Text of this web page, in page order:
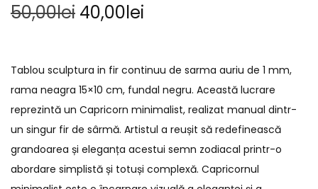
50,00lei 40,00lei
Tablou sculptura in fir continuu de sarma auriu de 1 mm,
rama neagra 15×10 cm, fundal negru. Această lucrare
reprezintă un Capricorn minimalist, realizat manual dintr-
un singur fir de sârmă. Artistul a reușit să redefinească
grandoarea și eleganța acestui semn zodiacal printr-o
abordare simplistă și totuși complexă. Capricornul